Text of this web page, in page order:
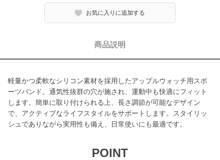
お気に入りに追加する
商品説明
軽量かつ柔軟なシリコン素材を採用したアップルウォッチ用スポ
ーツバンド。通気性抜群の穴が施され、運動中も快適にフィット
します。簡単に取り付けられる上、長さ調節が可能なデザイン
で、アクティブなライフスタイルをサポートします。スタイリッ
シュでありながら実用性も備え、日常使いにも最適です。
POINT